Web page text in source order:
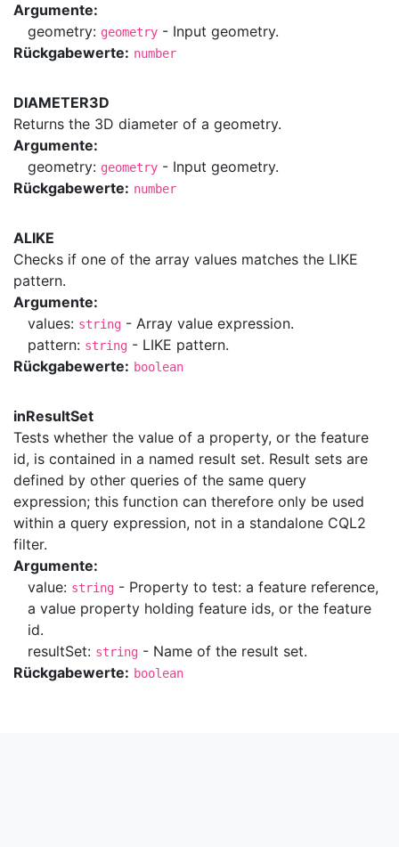
Argumente:
geometry: geometry - Input geometry.
Rückgabewerte: number
DIAMETER3D
Returns the 3D diameter of a geometry.
Argumente:
geometry: geometry - Input geometry.
Rückgabewerte: number
ALIKE
Checks if one of the array values matches the LIKE
pattern.
Argumente:
values: string - Array value expression.
pattern: string - LIKE pattern.
Rückgabewerte: boolean
inResultSet
Tests whether the value of a property, or the feature
id, is contained in a named result set. Result sets are
defined by other queries of the same query
expression; this function can therefore only be used
within a query expression, not in a standalone CQL2
filter.
Argumente:
value: string - Property to test: a feature reference,
a value property holding feature ids, or the feature
id.
resultSet: string - Name of the result set.
Rückgabewerte: boolean